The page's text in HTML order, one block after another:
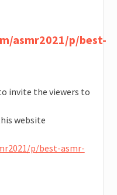
asmr2021/p/best-
invite the viewers to
website
p/best-asmr-